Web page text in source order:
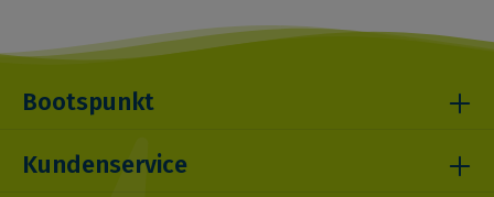
Bootspunkt
Kundenservice